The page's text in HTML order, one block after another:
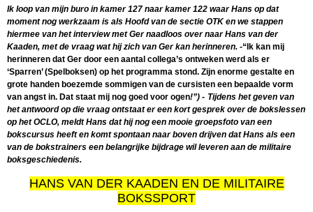
Ik loop van mijn buro in kamer 127 naar kamer 122 waar Hans op dat
moment nog werkzaam is als Hoofd van de sectie OTK en we stappen
hiermee van het interview met Ger naadloos over naar Hans van der
Kaaden, met de vraag wat hij zich van Ger kan herinneren. -“Ik kan mij
herinneren dat Ger door een aantal collega’s ontweken werd als er
‘Sparren’ (Spelboksen) op het programma stond. Zijn enorme gestalte en
grote handen boezemde sommigen van de cursisten een bepaalde vorm
van angst in. Dat staat mij nog goed voor ogen!”) - Tijdens het geven van
het antwoord op die vraag ontstaat er een kort gesprek over de bokslessen
op het OCLO, meldt Hans dat hij nog een mooie groepsfoto van een
bokscursus heeft en komt spontaan naar boven drijven dat Hans als een
van de bokstrainers een belangrijke bijdrage wil leveren aan de militaire
boksgeschiedenis.
HANS VAN DER KAADEN EN DE MILITAIRE
BOKSSPORT